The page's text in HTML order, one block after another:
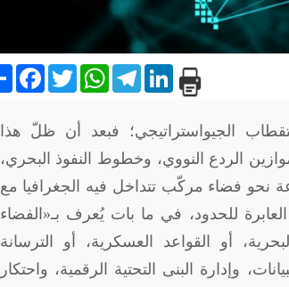
ShareFacebook
TwitterWhatsAppTelegramLinkedIn
الجيواستراتيجي؛ فبعد أن ظلّ هذا
الردع النووي، وخطوط النفوذ البحري،
نحو فضاء مركّب تتداخل فيه الجغرافيا مع
العابرة للحدود، في ما بات يُعرف بـ«الفضاء
أو القواعد العسكرية، أو الترسانة
وإدارة البنى التحتية الرقمية، واحتكار